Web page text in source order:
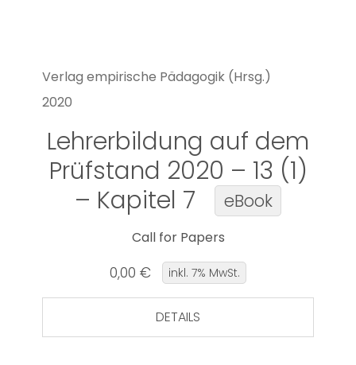
Verlag empirische Pädagogik (Hrsg.)
2020
Lehrerbildung auf dem
Prüfstand 2020 – 13 (1)
– Kapitel 7
eBook
Call for Papers
0,00 € inkl. 7% MwSt.
DETAILS